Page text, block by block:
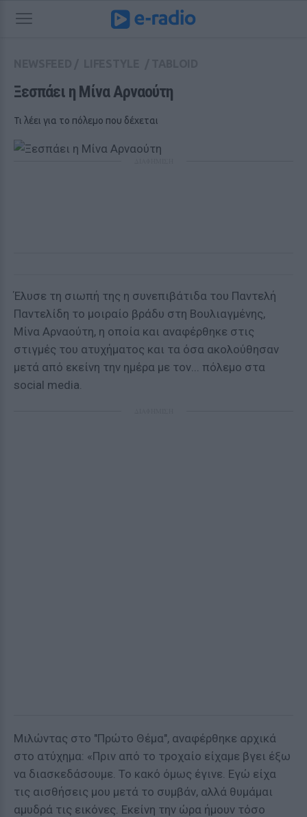
Ξεσπάει η Μίνα Αρναούτη
Τι λέει για το πόλεμο που δέχεται
Έλυσε τη σιωπή της η συνεπιβάτιδα του Παντελή
Παντελίδη το μοιραίο βράδυ στη Βουλιαγμένης,
Μίνα Αρναούτη, η οποία και αναφέρθηκε στις
στιγμές του ατυχήματος και τα όσα ακολούθησαν
μετά από εκείνη την ημέρα με τον... πόλεμο στα
social media.
Μιλώντας στο "Πρώτο Θέμα", αναφέρθηκε αρχικά
στο ατύχημα: «Πριν από το τροχαίο είχαμε βγει έξω
να διασκεδάσουμε. Το κακό όμως έγινε. Εγώ είχα
τις αισθήσεις μου μετά το συμβάν, αλλά θυμάμαι
αμυδρά τις εικόνες. Εκείνη την ώρα ήμουν τόσο